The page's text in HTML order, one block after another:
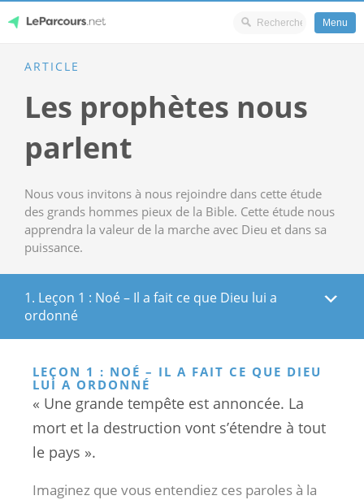
content
LeParcours.net
Menu
ARTICLE
Les prophètes nous
parlent
Nous vous invitons à nous rejoindre dans cette étude
des grands hommes pieux de la Bible. Cette étude nous
apprendra la valeur de la marche avec Dieu et dans sa
puissance.
1. Leçon 1 : Noé – Il a fait ce que Dieu lui a
ordonné
LEÇON 1 : NOÉ – IL A FAIT CE QUE DIEU
LUI A ORDONNÉ
« Une grande tempête est annoncée. La
mort et la destruction vont s’étendre à tout
le pays ».
Imaginez que vous entendiez ces paroles à la